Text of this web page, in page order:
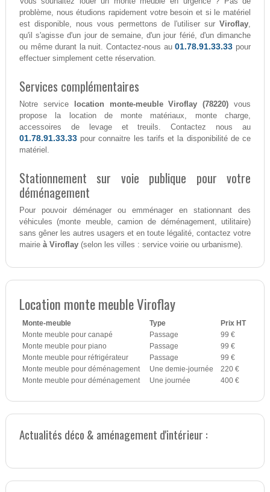
problème, nous étudions rapidement votre besoin et si le matériel
est disponible, nous vous permettons de l'utiliser surViroflay,
qu'il s'agisse d'un jour de semaine, d'un jour férié, d'un dimanche
ou même durant la nuit. Contactez-nous au01.78.91.33.33 pour
effectuer simplement cette réservation.
Services complémentaires
Notre service location monte-meuble Viroflay (78220) vous
propose la location de monte matériaux, monte charge,
accessoires de levage et treuils. Contactez nous au
01.78.91.33.33 pour connaitre les tarifs et la disponibilité de ce
matériel.
Stationnement sur voie publique pour votre
déménagement
Pour pouvoir déménager ou emménager en stationnant des
véhicules (monte meuble, camion de déménagement, utilitaire)
sans gêner les autres usagers et en toute légalité, contactez votre
mairie à Viroflay(selon les villes : service voirie ou urbanisme).
Location monte meuble Viroflay
Monte-meuble Type
Prix HT
Monte meuble pour canapé
Passage
99 €
Monte meuble pour piano
Passage
99 €
Monte meuble pour réfrigérateur
Passage
99 €
Monte meuble pour déménagement
Une demie-journée
220 €
Monte meuble pour déménagement
Une journée 400 €
Actualités déco & aménagement d'intérieur :